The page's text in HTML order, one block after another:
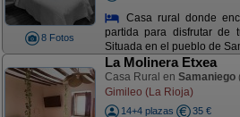
8 Fotos
Casa rural donde
partida para disfrutar de
Situada en el pueblo de
La Molinera Etxea
Casa Rural en Samaniego
Gimileo (La Rioja)
14+4 plazas
35 €